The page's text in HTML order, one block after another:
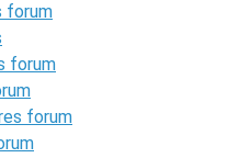
forum
forum
forum